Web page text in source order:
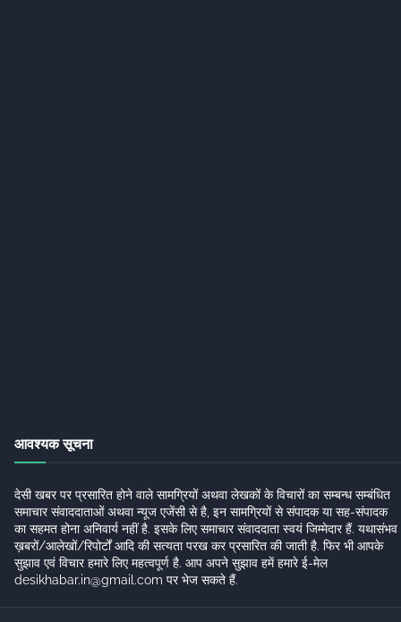
आवश्यक सूचना
देसी खबर पर प्रसारित होने वाले सामग्रियों अथवा लेखकों के विचारों का सम्बन्ध सम्बंधित
समाचार संवाददाताओं अथवा न्यूज एजेंसी से है, इन सामग्रियों से संपादक या सह-संपादक
का सहमत होना अनिवार्य नहीं है. इसके लिए समाचार संवाददाता स्वयं जिम्मेदार हैं. यथासंभव
ख़बरों/आलेखों/रिपोर्टों आदि की सत्यता परख कर प्रसारित की जाती है. फिर भी आपके
सुझाव एवं विचार हमारे लिए महत्वपूर्ण है. आप अपने सुझाव हमें हमारे ई-मेल
desikhabar.in@gmail.com पर भेज सकते हैं.